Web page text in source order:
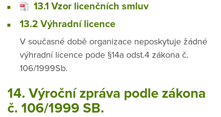
13.1 Vzor licenčních smluv
13.2 Výhradní licence
V současné době organizace neposkytuje žádné
výhradní licence pode §14a odst.4 zákona č.
106/1999Sb.
14. Výroční zpráva podle zákona
č. 106/1999 SB.